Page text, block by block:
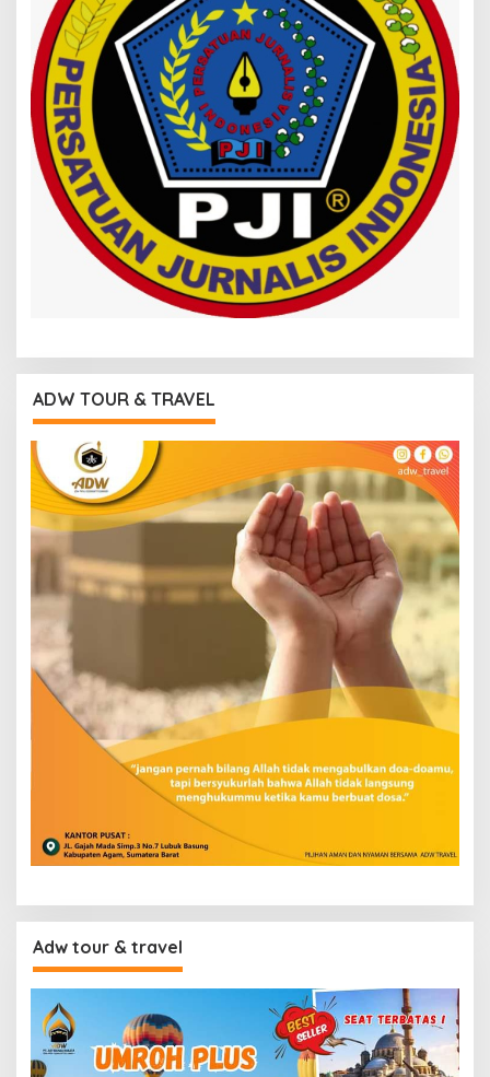
ADW TOUR & TRAVEL
Adw tour & travel